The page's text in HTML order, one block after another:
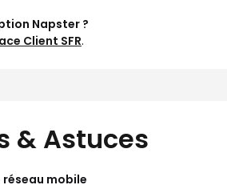
Napster ?
Client SFR.
& Astuces
mobile